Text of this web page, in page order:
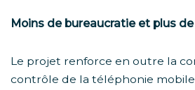
Moins de bureaucratie et plus
Le projet renforce en outre la
contrôle de la téléphonie